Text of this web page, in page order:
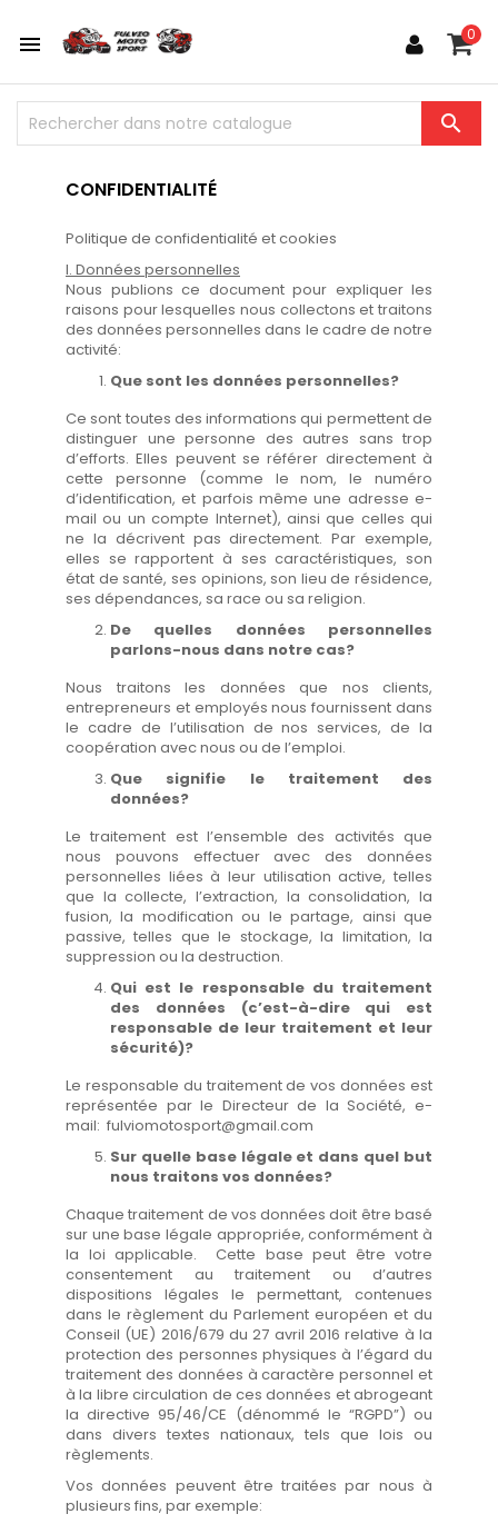
 0

CONFIDENTIALITÉ
Politique de confidentialité et cookies
I. Données personnelles
Nous publions ce document pour expliquer les
raisons pour lesquelles nous collectons et traitons
des données personnelles dans le cadre de notre
activité:
Que sont les données personnelles?
Ce sont toutes des informations qui permettent de
distinguer une personne des autres sans trop
d’efforts. Elles peuvent se référer directement à
cette personne (comme le nom, le numéro
d’identification, et parfois même une adresse e-
mail ou un compte Internet), ainsi que celles qui
ne la décrivent pas directement. Par exemple,
elles se rapportent à ses caractéristiques, son
état de santé, ses opinions, son lieu de résidence,
ses dépendances, sa race ou sa religion.
De quelles données personnelles
parlons-nous dans notre cas?
Nous traitons les données que nos clients,
entrepreneurs et employés nous fournissent dans
le cadre de l’utilisation de nos services, de la
coopération avec nous ou de l’emploi.
Que signifie le traitement des
données?
Le traitement est l’ensemble des activités que
nous pouvons effectuer avec des données
personnelles liées à leur utilisation active, telles
que la collecte, l’extraction, la consolidation, la
fusion, la modification ou le partage, ainsi que
passive, telles que le stockage, la limitation, la
suppression ou la destruction.
Qui est le responsable du traitement
des données (c’est-à-dire qui est
responsable de leur traitement et leur
sécurité)?
Le responsable du traitement de vos données est
représentée par le Directeur de la Société, e-
mail: fulviomotosport@gmail.com
Sur quelle base légale et dans quel but
nous traitons vos données?
Chaque traitement de vos données doit être basé
sur une base légale appropriée, conformément à
la loi applicable. Cette base peut être votre
consentement au traitement ou d’autres
dispositions légales le permettant, contenues
dans le règlement du Parlement européen et du
Conseil (UE) 2016/679 du 27 avril 2016 relative à la
protection des personnes physiques à l’égard du
traitement des données à caractère personnel et
à la libre circulation de ces données et abrogeant
la directive 95/46/CE (dénommé le “RGPD”) ou
dans divers textes nationaux, tels que lois ou
règlements.
Vos données peuvent être traitées par nous à
plusieurs fins, par exemple: